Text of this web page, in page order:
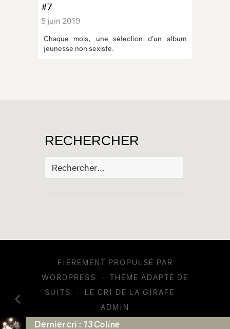
Dernier cri : 13 Coline
#7
5 juin 2019
Chaque mois, une sélection d’un album
jeunesse non sexiste.
RECHERCHER
Rechercher :
FIÈREMENT PROPULSÉ PAR
WORDPRESS
·
THÈME ADAPTÉ DE
SUITS
· LE CRI DE LA GIRAFE
·
ADMIN